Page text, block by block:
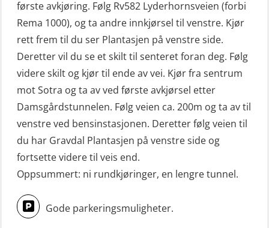
Livbåtfører sliskestuplivbåt –
grunnleggende (OSE129)
Mann-Over-Bord (hurtiggående) liten
båt m/mørkekjøring – grunnleggende
(OSE114)
Mann-Over-Bord (hurtiggående) liten
båt m/mørkekjøring – repetisjon
(OSE151)
Mann-Over-Bord (hurtiggående) liten
båt u/mørkekjøring – grunnleggende
(OSE1142)
første avkjøring. Følg Rv582 Lyderhornsveien (forbi
Rema 1000), og ta andre innkjørsel til venstre. Kjør
rett frem til du ser Plantasjen på venstre side.
Deretter vil du se et skilt til senteret foran deg. Følg
videre skilt og kjør til ende av vei. Kjør fra sentrum
mot Sotra og ta av ved første avkjørsel etter
Damsgårdstunnelen. Følg veien ca. 200m og ta av til
venstre ved bensinstasjonen. Deretter følg veien til
du har Gravdal Plantasjen på venstre side og
fortsette videre til veis end.
Oppsummert: ni rundkjøringer, en lengre tunnel.
Gode parkeringsmuligheter.